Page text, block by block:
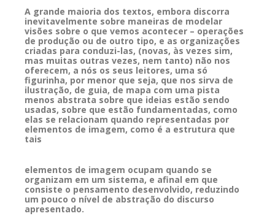
A grande maioria dos textos, embora discorra
inevitavelmente sobre maneiras de modelar
visões sobre o que vemos acontecer – operações
de produção ou de outro tipo, e as organizações
criadas para conduzi-las, (novas, às vezes sim,
mas muitas outras vezes, nem tanto) não nos
oferecem, a nós os seus leitores, uma só
figurinha, por menor que seja, que nos sirva de
ilustração, de guia, de mapa com uma pista
menos abstrata sobre que ideias estão sendo
usadas, sobre que estão fundamentadas, como
elas se relacionam quando representadas por
elementos de imagem, como é a estrutura que
tais
elementos de imagem ocupam quando se
organizam em um sistema, e afinal em que
consiste o pensamento desenvolvido, reduzindo
um pouco o nível de abstração do discurso
apresentado.